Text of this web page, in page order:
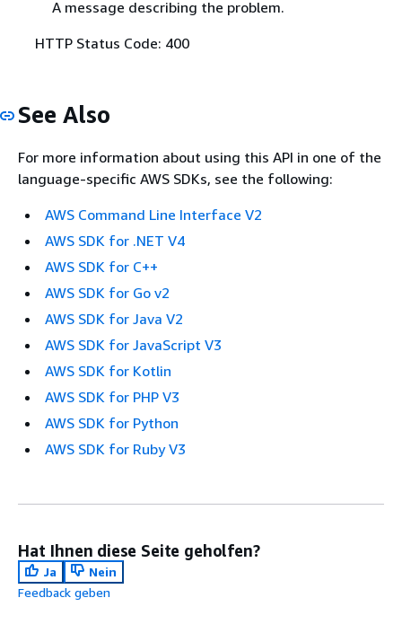
A message describing the problem.
HTTP Status Code: 400
See Also
For more information about using this API in one of the
language-specific AWS SDKs, see the following:
AWS Command Line Interface V2
AWS SDK for .NET V4
AWS SDK for C++
AWS SDK for Go v2
AWS SDK for Java V2
AWS SDK for JavaScript V3
AWS SDK for Kotlin
AWS SDK for PHP V3
AWS SDK for Python
AWS SDK for Ruby V3
Hat Ihnen diese Seite geholfen?
Ja
Nein
Feedback geben